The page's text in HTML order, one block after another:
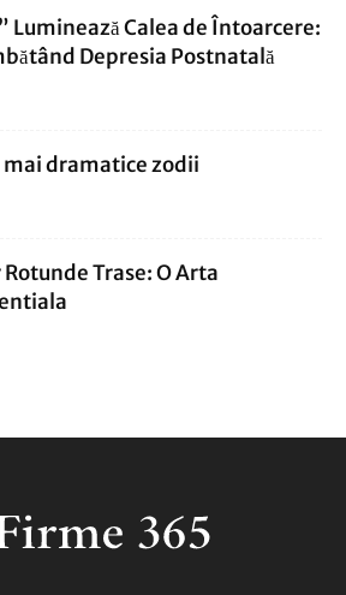
Luminează Calea de Întoarcere:
Depresia Postnatală
mai dramatice zodii
Trase: O Arta